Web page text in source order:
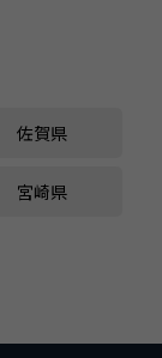
佐賀県
宮崎県